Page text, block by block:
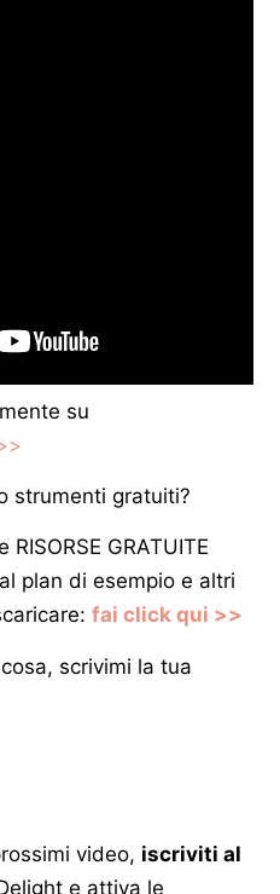
su
strumenti gratuiti?
GRATUITE
plan di esempio e altri
fai click qui >>
scrivimi la tua
video, iscriviti al
e attiva le